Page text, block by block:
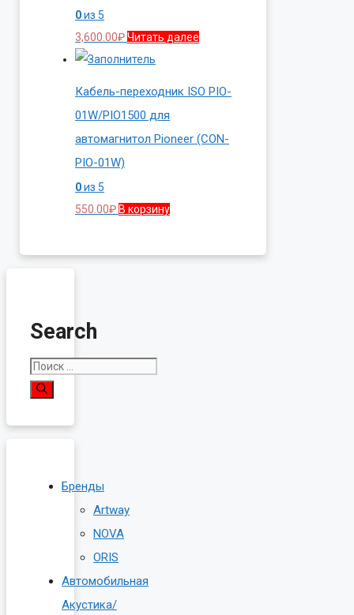
0из 5
3,600.00₽Читать далее
Кабель-переходник ISO PIO-
01W/PIO1500 для
автомагнитол Pioneer (CON-
PIO-01W)
0из 5
550.00₽ В корзину
Search
Поиск:
Бренды
Artway
NOVA
ORIS
Автомобильная
Акустика/